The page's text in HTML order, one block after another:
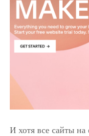
И хотя все сайты